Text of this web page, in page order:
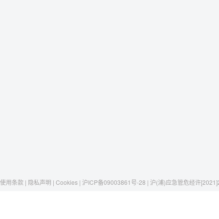
使用条款 | 隐私声明 | Cookies | 沪ICP备09003861号-28 | 沪(浦)应急管危经许